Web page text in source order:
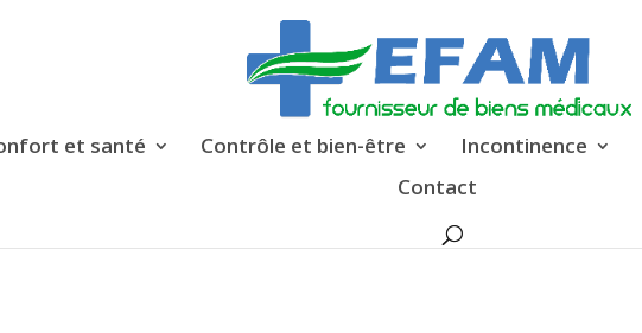
et santé Contrôle et bien-être Incontinence
Contact